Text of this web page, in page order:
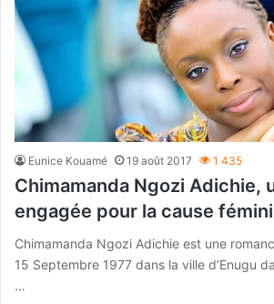
Eunice Kouamé 19 août 2017 1 435
Chimamanda Ngozi Adichie,
engagée pour la cause
Chimamanda Ngozi Adichie est une
15 Septembre 1977 dans la ville d’Enugu
…